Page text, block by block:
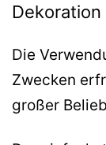
Dekoration
Die
Zwecken
großer